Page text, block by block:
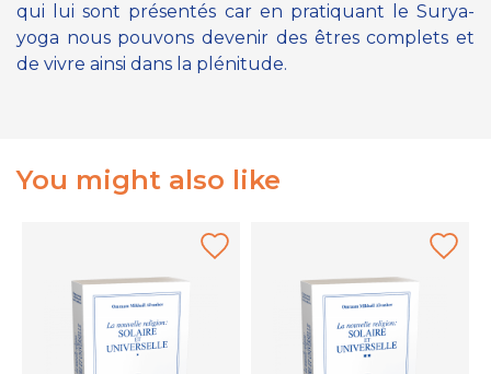
qui lui sont présentés car en pratiquant le Surya-
yoga nous pouvons devenir des êtres complets et
de vivre ainsi dans la plénitude.
You might also like